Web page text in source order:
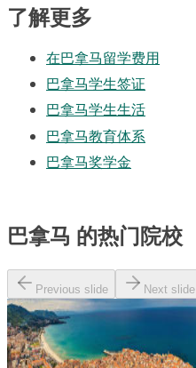
了解更多
在巴拿马留学费用
巴拿马学生签证
巴拿马学生生活
巴拿马教育体系
巴拿马奖学金
巴拿马 的热门院校
Previous slide Next slide